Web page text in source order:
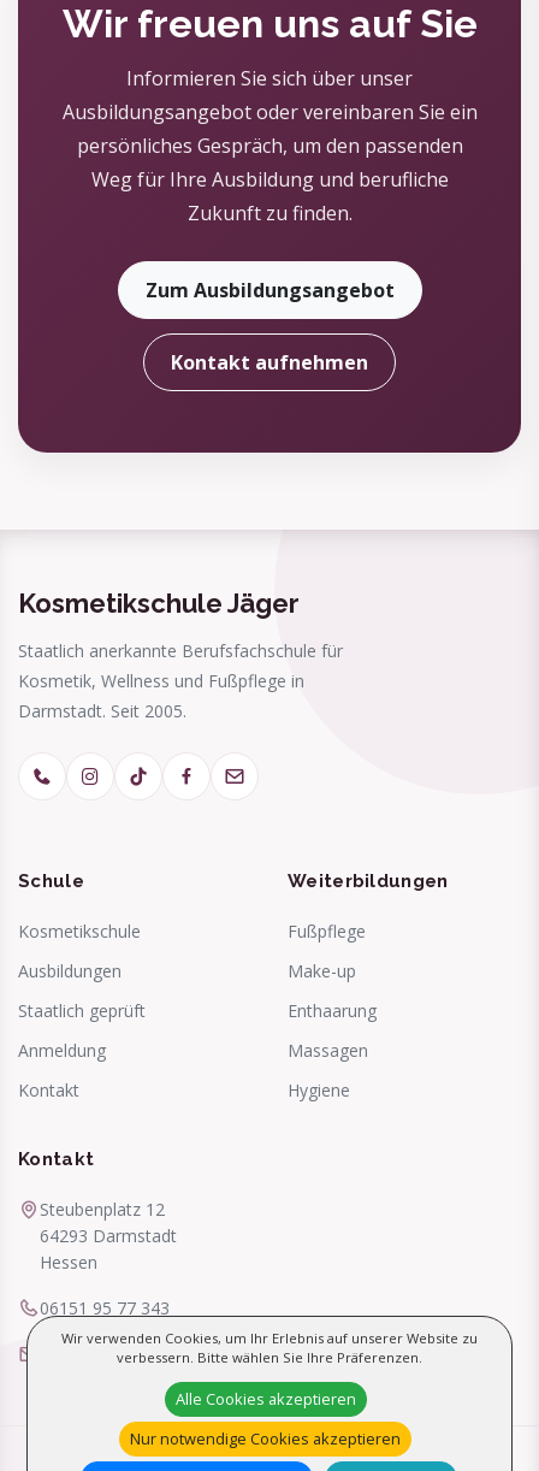
Wir freuen uns auf Sie
Informieren Sie sich über unser
Ausbildungsangebot oder vereinbaren Sie ein
persönliches Gespräch, um den passenden
Weg für Ihre Ausbildung und berufliche
Zukunft zu finden.
Zum Ausbildungsangebot
Kontakt aufnehmen
Kosmetikschule Jäger
Staatlich anerkannte Berufsfachschule für
Kosmetik, Wellness und Fußpflege in
Darmstadt. Seit 2005.
Schule
Kosmetikschule
Ausbildungen
Staatlich geprüft
Anmeldung
Kontakt
Weiterbildungen
Fußpflege
Make-up
Enthaarung
Massagen
Hygiene
Kontakt
Steubenplatz 12
64293 Darmstadt
Hessen
06151 95 77 343
info@kosmetikschule-jaeger.de
©Kosmetikschule Jäger· Alle Rechte vorbehalten
Wir verwenden Cookies, um Ihr Erlebnis auf unserer Website zu
verbessern. Bitte wählen Sie Ihre Präferenzen.
Alle Cookies akzeptieren
Nur notwendige Cookies akzeptieren